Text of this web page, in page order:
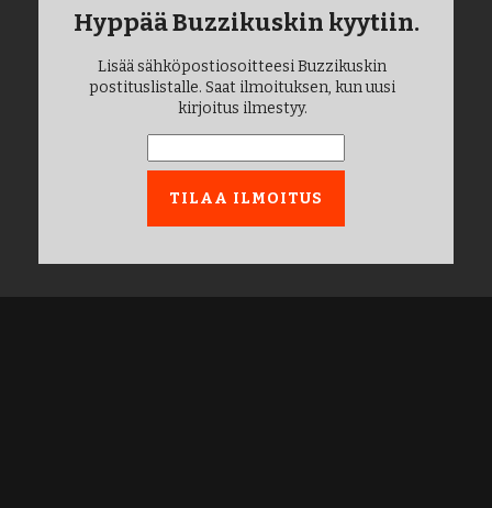
Hyppää Buzzikuskin kyytiin.
Lisää sähköpostiosoitteesi Buzzikuskin
postituslistalle. Saat ilmoituksen, kun uusi
kirjoitus ilmestyy.